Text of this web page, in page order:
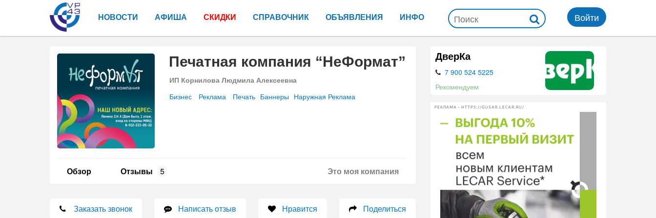
НОВОСТИ АФИША СКИДКИ СПРАВОЧНИК ОБЪЯВЛЕНИЯ ИНФО Войти
Печатная компания “НеФормат”
ИП Корнилова Людмила Алексеевна
Бизнес Реклама Печать Баннеры Наружная Реклама
Это моя компания
Обзор Отзывы 5
Заказать звонок Написать отзыв Нравится Поделиться
ДверКа
7 900 524 5225
Рекомендуем
РЕКЛАМА • HTTPS://GUSAR.LECAR.RU/